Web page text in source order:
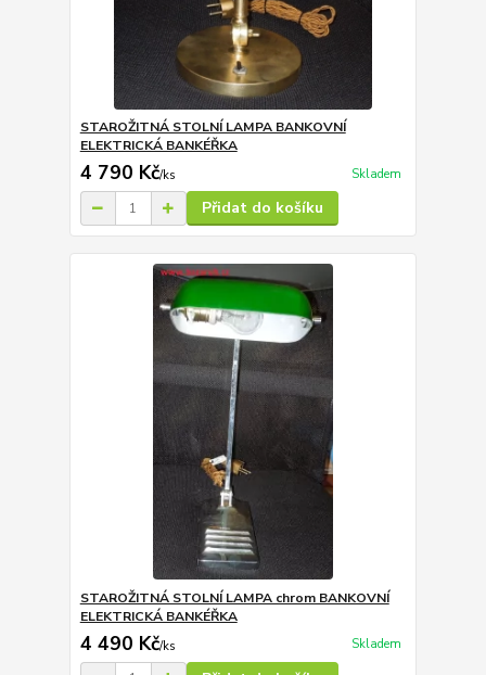
STAROŽITNÁ STOLNÍ LAMPA BANKOVNÍ
ELEKTRICKÁ BANKÉŘKA
4 790 Kč/ks Skladem
Přidat do košíku
STAROŽITNÁ STOLNÍ LAMPA chrom BANKOVNÍ
ELEKTRICKÁ BANKÉŘKA
4 490 Kč/ks Skladem